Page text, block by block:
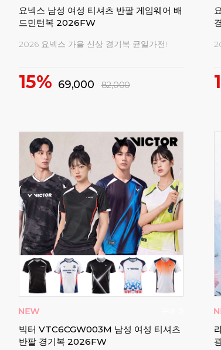
패기앤코 남성 여성 티셔츠 반바지 반팔 게
임웨어 배드민턴복
시즌오프 25,000원 균일가!
58% 25,000 60,000
요넥스 남여 우븐 반바지 하의 배드민턴복